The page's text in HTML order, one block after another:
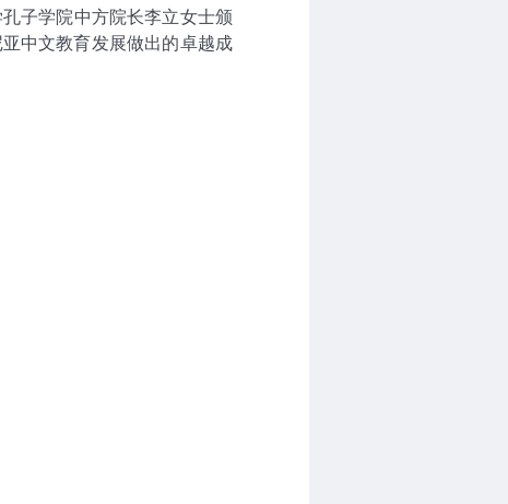
子学院中方院长李立女士颁
中文教育发展做出的卓越成